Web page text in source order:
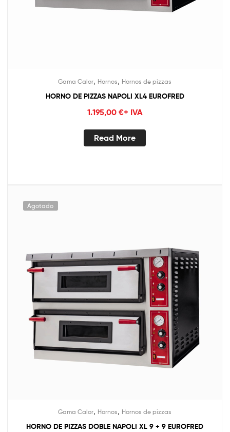
Gama Calor, Hornos, Hornos de pizzas
HORNO DE PIZZAS NAPOLI XL4 EUROFRED
1.195,00 €+ IVA
Read More
Agotado
Gama Calor, Hornos, Hornos de pizzas
HORNO DE PIZZAS DOBLE NAPOLI XL 9 + 9 EUROFRED